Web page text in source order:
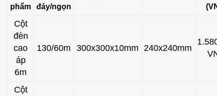
phẩm
đáy/ngọn
Cột
đèn
cao
áp
6m
130/60m 300x300x10mm 240x240mm
Cột